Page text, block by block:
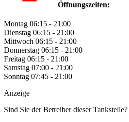
Öffnungszeiten:
Montag 06:15 - 21:00
Dienstag 06:15 - 21:00
Mittwoch 06:15 - 21:00
Donnerstag 06:15 - 21:00
Freitag 06:15 - 21:00
Samstag 07:00 - 21:00
Sonntag 07:45 - 21:00
Anzeige
Sind Sie der Betreiber dieser Tankstelle?